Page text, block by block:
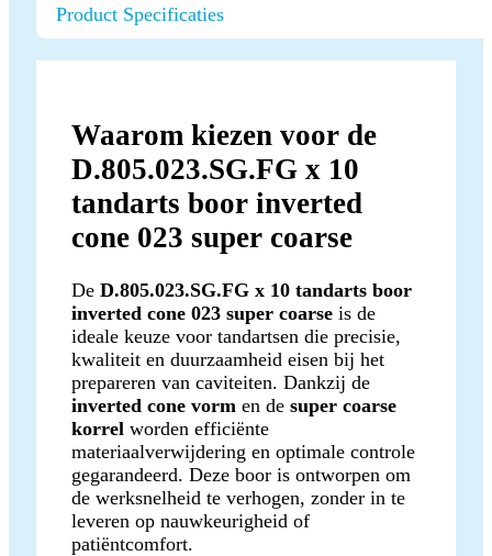
Product Specificaties
Waarom kiezen voor de
D.805.023.SG.FG x 10
tandarts boor inverted
cone 023 super coarse
De D.805.023.SG.FG x 10 tandarts boor
inverted cone 023 super coarse is de
ideale keuze voor tandartsen die precisie,
kwaliteit en duurzaamheid eisen bij het
prepareren van caviteiten. Dankzij de
inverted cone vorm en de super coarse
korrel worden efficiënte
materiaalverwijdering en optimale controle
gegarandeerd. Deze boor is ontworpen om
de werksnelheid te verhogen, zonder in te
leveren op nauwkeurigheid of
patiëntcomfort.